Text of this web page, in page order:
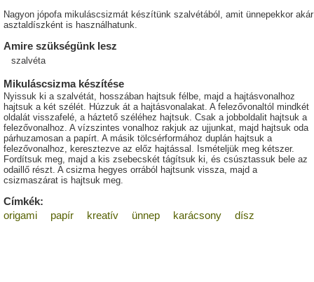
Nagyon jópofa mikuláscsizmát készítünk szalvétából, amit ünnepekkor akár
asztaldíszként is használhatunk.
Amire szükségünk lesz
szalvéta
Mikuláscsizma készítése
Nyissuk ki a szalvétát, hosszában hajtsuk félbe, majd a hajtásvonalhoz
hajtsuk a két szélét. Húzzuk át a hajtásvonalakat. A felezővonaltól mindkét
oldalát visszafelé, a háztető széléhez hajtsuk. Csak a jobboldalit hajtsuk a
felezővonalhoz. A vízszintes vonalhoz rakjuk az ujjunkat, majd hajtsuk oda
párhuzamosan a papírt. A másik tölcsérformához duplán hajtsuk a
felezővonalhoz, keresztezve az előz hajtással. Ismételjük meg kétszer.
Fordítsuk meg, majd a kis zsebecskét tágítsuk ki, és csúsztassuk bele az
odaillő részt. A csizma hegyes orrából hajtsunk vissza, majd a
csizmaszárat is hajtsuk meg.
Címkék:
origami
papír kreatív ünnep karácsony dísz